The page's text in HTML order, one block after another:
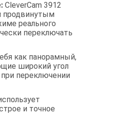
CleverCam 3912
реального
переключать
как панорамный,
широкий угол
переключении
и точное